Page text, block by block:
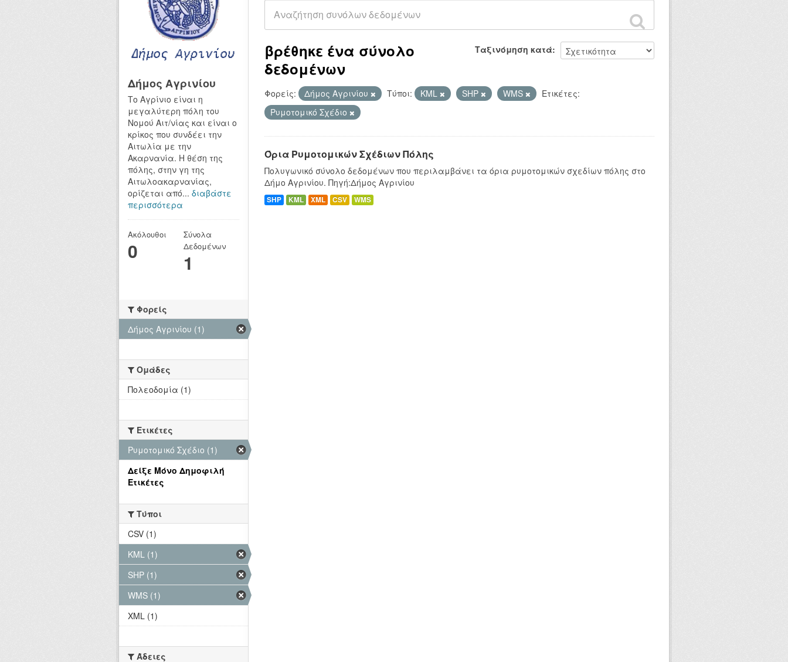
Ταξινόμηση κατά
βρέθηκε ένα σύνολο
δεδομένων
Φορείς: Δήμος Αγρινίου Τύποι: KML SHP WMS
Ετικέτες:
Ρυμοτομικό Σχέδιο
Όρια Ρυμοτομικών Σχέδιων Πόλης
Πολυγωνικό σύνολο δεδομένων που περιλαμβάνει τα όρια ρυμοτομικών σχεδίων πόλης στο
Δήμο Αγρινίου. Πηγή:Δήμος Αγρινίου
SHP KML XML CSV WMS
Δήμος Αγρινίου
Το Αγρίνιο είναι η
μεγαλύτερη πόλη του
Νομού Αιτ/νίας και είναι ο
κρίκος που συνδέει την
Αιτωλία με την
Ακαρνανία. Η θέση της
πόλης, στην γη της
Αιτωλοακαρνανίας,
ορίζεται από... διαβάστε
περισσότερα
Ακόλουθοι
0
Σύνολα
Δεδομένων
1
Φορείς
Δήμος Αγρινίου (1)
Ομάδες
Πολεοδομία (1)
Ετικέτες
Ρυμοτομικό Σχέδιο (1)
Δείξε Μόνο Δημοφιλή
Ετικέτες
Τύποι
CSV (1)
KML (1)
SHP (1)
WMS (1)
XML (1)
Άδειες